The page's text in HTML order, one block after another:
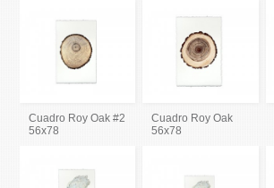
Cuadro Roy Oak #2
56x78
Cuadro Roy Oak
56x78